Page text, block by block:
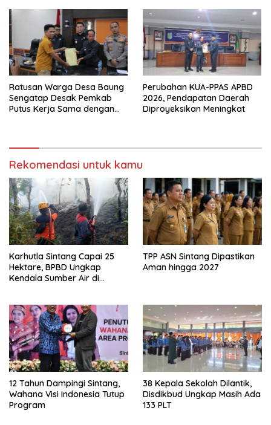
Ratusan Warga Desa Baung
Sengatap Desak Pemkab
Putus Kerja Sama dengan
Perubahan KUA-PPAS APBD
2026, Pendapatan Daerah
Diproyeksikan Meningkat
Rekomendasi untuk kamu
Karhutla Sintang Capai 25
Hektare, BPBD Ungkap
Kendala Sumber Air di
TPP ASN Sintang Dipastikan
Aman hingga 2027
12 Tahun Dampingi Sintang,
Wahana Visi Indonesia Tutup
Program
38 Kepala Sekolah Dilantik,
Disdikbud Ungkap Masih Ada
133 PLT